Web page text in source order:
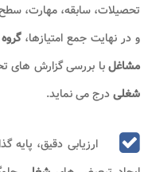
تحصیلات، سابقه، مهارت،
و در نهایت جمع امتیازها،گروه
مشاغلبا بررسی گزارش‌ های
شغلیدرج می ‌نماید.
ارزیابی دقیق، پایه